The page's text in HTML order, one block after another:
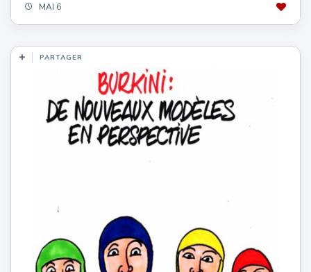
MAI 6
PARTAGER